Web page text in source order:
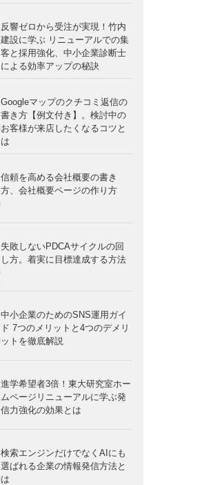
反響ゼロから受注が実現！竹内
建設に学ぶ リニューアルでの集
客と採用強化、中小企業診断士
による効率アップの秘訣
Googleマップのクチコミ返信の
書き方【例文付き】。検討中の
お客様が来店したくなるコツと
は
信頼を高める会社概要の書き
方、会社概要ページの作り方
失敗しないPDCAサイクルの回
し方。着実に目標達成する方法
中小企業のためのSNS運用ガイ
ド 7つのメリットと4つのデメリ
ットを徹底解説
進学希望者3倍！東大研究室ホー
ムページリニューアルに学ぶ発
信力強化の効果とは
検索エンジンだけでなくAIにも
選ばれる企業の情報発信方法と
は